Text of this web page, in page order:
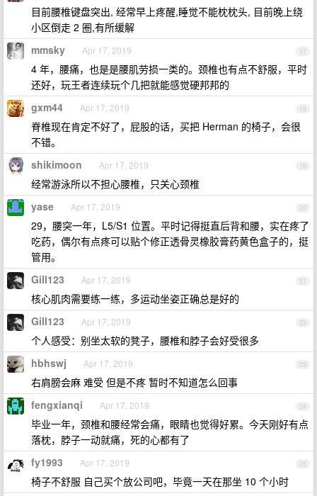
目前腰椎键盘突出, 经常早上疼醒,睡觉不能枕枕头, 目前晚上绕
小区倒走 2 圈,有所缓解
17
mmsky Apr 17, 2019
4 年，腰痛，也是是腰肌劳损一类的。颈椎也有点不舒服，平时
还好，玩王者连续玩个几把就能感觉硬邦邦的
18
gxm44 Apr 17, 2019
脊椎现在肯定不好了，屁股的话，买把 Herman 的椅子，会很
不错。
19
shikimoon Apr 17, 2019
经常游泳所以不担心腰椎，只关心颈椎
20
yase Apr 17, 2019
29，腰突一年，L5/S1 位置。平时记得挺直后背和腰，实在疼了
吃药，偶尔有点疼可以贴个修正透骨灵橡胶膏药黄色盒子的，挺
管用。
21
Gill123 Apr 17, 2019
核心肌肉需要练一练，多运动坐姿正确总是好的
22
Gill123 Apr 17, 2019
个人感受：别坐太软的凳子，腰椎和脖子会好受很多
23
hbhswj Apr 17, 2019
右肩膀会麻 难受 但是不疼 暂时不知道怎么回事
24
fengxianqi Apr 17, 2019
毕业一年，颈椎和腰经常会痛，眼睛也觉得好累。今天刚好有点
落枕，脖子一动就痛，死的心都有了
25
fy1993 Apr 17, 2019
椅子不舒服 自己买个放公司吧，毕竟一天在那坐 10 个小时